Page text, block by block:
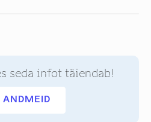
seda infot täiendab!
ANDMEID